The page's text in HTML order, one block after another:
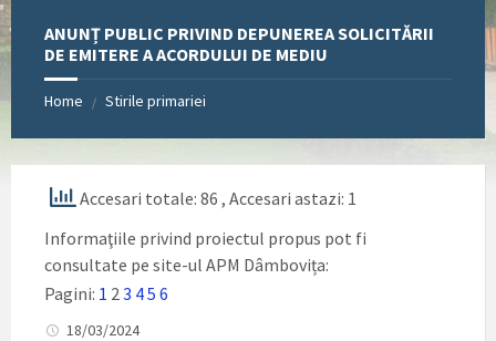
ANUNȚ PUBLIC PRIVIND DEPUNEREA SOLICITĂRII
DE EMITERE A ACORDULUI DE MEDIU
Home / Stirile primariei
Accesari totale: 86 , Accesari astazi: 1
Informaţiile privind proiectul propus pot fi
consultate pe site-ul APM Dâmbovița:
Pagini: 1 2 3 45 6
18/03/2024